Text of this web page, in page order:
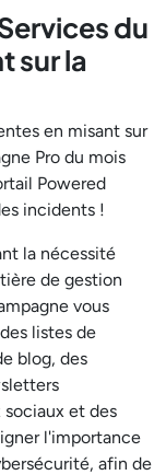
du
sur la
en misant sur
Pro du mois
Powered
incidents !
la nécessité
de gestion
vous
listes de
blog, des
sociaux et des
l'importance
afin de